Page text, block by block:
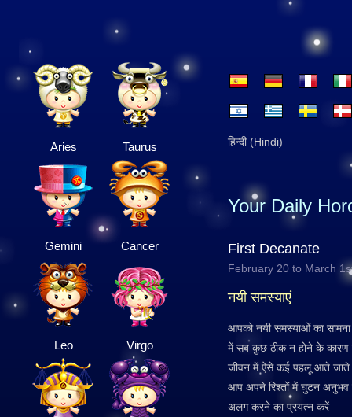
Aries Taurus
Gemini Cancer
Leo Virgo
हिन्दी (Hindi)
Your Daily
First Decanate
February 20 to March
नयी समस्याएं
आपको नयी समस्याओं का सामना
में सब कुछ ठीक न होने के कारण
जीवन में ऐसे कई पहलू आते
आप अपने रिश्तों में घुटन अनुभव
अलग करने का प्रयत्न करें